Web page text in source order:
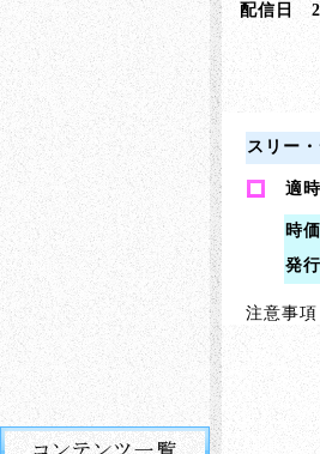
配信日
スリー
適
時
発
注意事